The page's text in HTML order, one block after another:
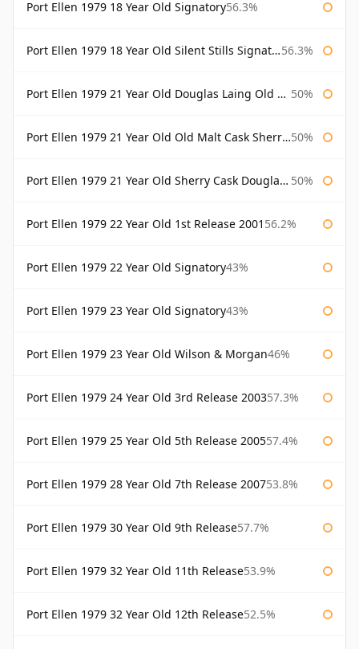
Port Ellen 1979 18 Year Old Signatory56.3%
Port Ellen 1979 18 Year Old Silent Stills Signatory 56.3%
Port Ellen 1979 21 Year Old Douglas Laing Old Malt Cask 50%
Port Ellen 1979 21 Year Old Old Malt Cask Sherry Cask Douglas Laing 50%
Port Ellen 1979 21 Year Old Sherry Cask Douglas Laing Old Malt Cask 50%
Port Ellen 1979 22 Year Old 1st Release 2001 56.2%
Port Ellen 1979 22 Year Old Signatory43%
Port Ellen 1979 23 Year Old Signatory43%
Port Ellen 1979 23 Year Old Wilson & Morgan46%
Port Ellen 1979 24 Year Old 3rd Release 200357.3%
Port Ellen 1979 25 Year Old 5th Release 200557.4%
Port Ellen 1979 28 Year Old 7th Release 200753.8%
Port Ellen 1979 30 Year Old 9th Release57.7%
Port Ellen 1979 32 Year Old 11th Release53.9%
Port Ellen 1979 32 Year Old 12th Release52.5%